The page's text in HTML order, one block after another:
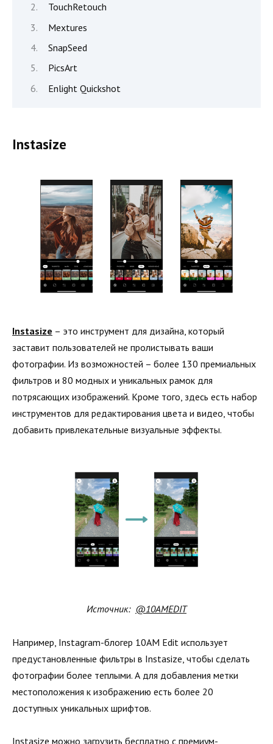
TouchRetouch
Mextures
SnapSeed
PicsArt
Enlight Quickshot
Instasize
Instasize – это инструмент для дизайна, который
заставит пользователей не пролистывать ваши
фотографии. Из возможностей – более 130 премиальных
фильтров и 80 модных и уникальных рамок для
потрясающих изображений. Кроме того, здесь есть набор
инструментов для редактирования цвета и видео, чтобы
добавить привлекательные визуальные эффекты.
Источник: @10AMEDIT
Например, Instagram-блогер 10AM Edit использует
предустановленные фильтры в Instasize, чтобы сделать
фотографии более теплыми. А для добавления метки
местоположения к изображению есть более 20
доступных уникальных шрифтов.
Instasize можно загрузить бесплатно с премиум-